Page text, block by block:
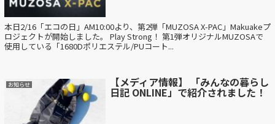
本日2/16「エコの日」AM10:00より、第2弾「MUZOSA X-PAC」Makuakeプ
ロジェクトが開始しました。 Play Strong！ 第1弾オリジナルMUZOSAで
使用している「1680Dポリエステル/PUコート...
お知らせ 【メディア情報】 「みんなの暮らし
日記 ONLINE」で紹介されました！